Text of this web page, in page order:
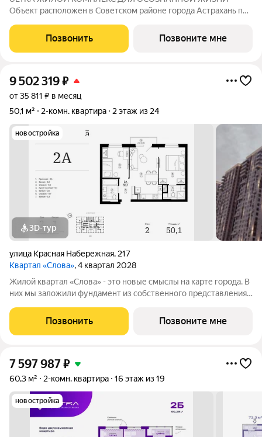
Объект расположен в Советском районе города Астрахань по
Дата ввода в эксплуатацию первой очереди: IV кв. 2026 года.
Но уже сейчас вы можете
Позвонить Позвоните мне
9 502 319₽
от 35 811 ₽ в месяц
50,1 м²
2-комн. квартира 2 этаж из 24
новостройка
3D-тур
улица Красная Набережная, 217
Квартал «Слова», 4 квартал 2028
Жилой квартал «Слова» - это новые смыслы на карте города. В
них мы заложили фундамент из собственного представления
уют добрососедства, а также многонациональность нашего
города. Ведь именно
Позвонить Позвоните мне
7 597 987₽
60,3 м² 2-комн. квартира 16 этаж из 19
новостройка